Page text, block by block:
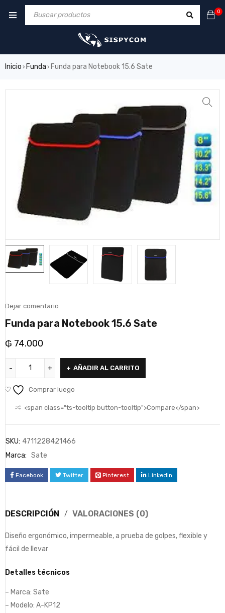
0
Inicio › Funda › Funda para Notebook 15.6 Sate
Dejar comentario
Funda para Notebook 15.6 Sate
₲ 74.000
AÑADIR AL CARRITO
Comprar luego
<span class="ts-tooltip button-tooltip">Compare</span>
SKU: 4711228421466
Marca: Sate
Facebook Twitter Pinterest LinkedIn
DESCRIPCIÓN VALORACIONES (0)
Diseño ergonómico, impermeable, a prueba de golpes, flexible y
fácil de llevar
Detalles técnicos
– Marca: Sate
– Modelo: A-KP12